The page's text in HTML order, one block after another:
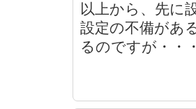
以上から、先に
設定の不備があ
るのですが・・